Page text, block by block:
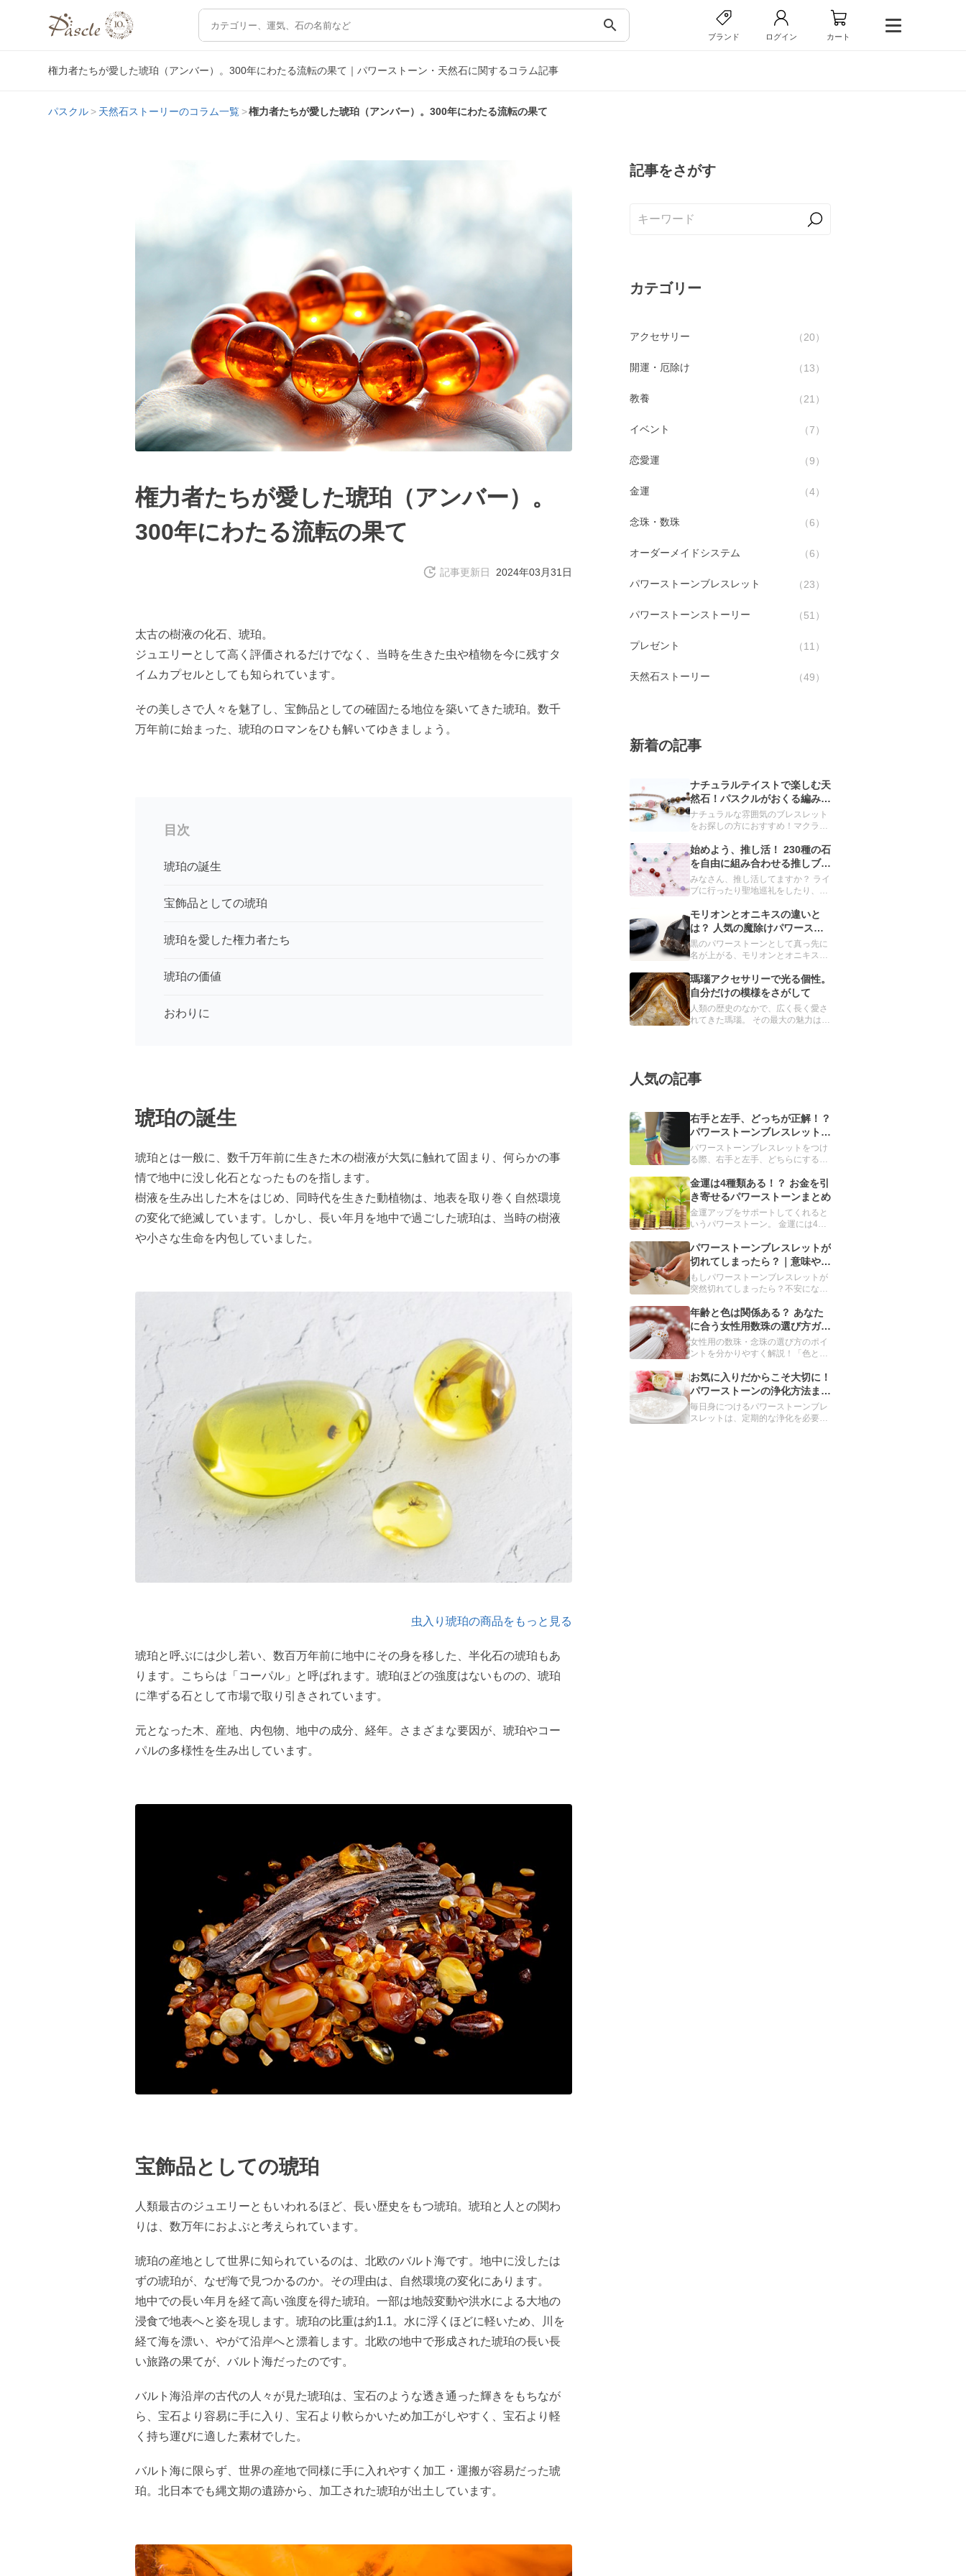
search
ブランド ログイン カート
権力者たちが愛した琥珀（アンバー）。300年にわたる流転の果て｜パワーストーン・天然石に関するコラム記事
パスクル 天然石ストーリーのコラム一覧 権力者たちが愛した琥珀（アンバー）。300年にわたる流転の果て
権力者たちが愛した琥珀（アンバー）。
300年にわたる流転の果て
記事更新日 2024年03月31日
太古の樹液の化石、琥珀。
ジュエリーとして高く評価されるだけでなく、当時を生きた虫や植物を今に残すタ
イムカプセルとしても知られています。
その美しさで人々を魅了し、宝飾品としての確固たる地位を築いてきた琥珀。数千
万年前に始まった、琥珀のロマンをひも解いてゆきましょう。
目次
琥珀の誕生
宝飾品としての琥珀
琥珀を愛した権力者たち
琥珀の価値
おわりに
琥珀の誕生
琥珀とは一般に、数千万年前に生きた木の樹液が大気に触れて固まり、何らかの事
情で地中に没し化石となったものを指します。
樹液を生み出した木をはじめ、同時代を生きた動植物は、地表を取り巻く自然環境
の変化で絶滅しています。しかし、長い年月を地中で過ごした琥珀は、当時の樹液
や小さな生命を内包していました。
虫入り琥珀の商品をもっと見る
琥珀と呼ぶには少し若い、数百万年前に地中にその身を移した、半化石の琥珀もあ
ります。こちらは「コーパル」と呼ばれます。琥珀ほどの強度はないものの、琥珀
に準ずる石として市場で取り引きされています。
元となった木、産地、内包物、地中の成分、経年。さまざまな要因が、琥珀やコー
パルの多様性を生み出しています。
宝飾品としての琥珀
人類最古のジュエリーともいわれるほど、長い歴史をもつ琥珀。琥珀と人との関わ
りは、数万年におよぶと考えられています。
琥珀の産地として世界に知られているのは、北欧のバルト海です。地中に没したは
ずの琥珀が、なぜ海で見つかるのか。その理由は、自然環境の変化にあります。
地中での長い年月を経て高い強度を得た琥珀。一部は地殻変動や洪水による大地の
浸食で地表へと姿を現します。琥珀の比重は約1.1。水に浮くほどに軽いため、川を
経て海を漂い、やがて沿岸へと漂着します。北欧の地中で形成された琥珀の長い長
い旅路の果てが、バルト海だったのです。
バルト海沿岸の古代の人々が見た琥珀は、宝石のような透き通った輝きをもちなが
ら、宝石より容易に手に入り、宝石より軟らかいため加工がしやすく、宝石より軽
く持ち運びに適した素材でした。
バルト海に限らず、世界の産地で同様に手に入れやすく加工・運搬が容易だった琥
珀。北日本でも縄文期の遺跡から、加工された琥珀が出土しています。
記事をさがす
カテゴリー
アクセサリー 20
開運・厄除け 13
教養 21
イベント 7
恋愛運 9
金運 4
念珠・数珠 6
オーダーメイドシステム 6
パワーストーンブレスレット 23
パワーストーンストーリー 51
プレゼント 11
天然石ストーリー 49
新着の記事
ナチュラルテイストで楽しむ天
然石！パスクルがおくる編みブ
レスレット
ナチュラルな雰囲気のブレスレット
をお探しの方におすすめ！マクラメ
ットをご紹介します。
始めよう、推し活！ 230種の石
を自由に組み合わせる推しブレ
スレット
みなさん、推し活してますか？ ライ
ブに行ったり聖地巡礼をしたり、毎
ッズ集めもその一環です。 実は、パ
スクルのオーダーメイドでも、推し
ブレスレットを簡単につくることが
できるんです。
モリオンとオニキスの違いと
は？ 人気の魔除けパワースト
ーンを深掘り
黒のパワーストーンとして真っ先に
名が上がる、モリオンとオニキス。
が、異なる鉱物とされています。 ど
ちらも魔除け・厄除けの力をもつと
信じられ、パワーストーンブレスレ
ットには欠かせない存在です。
瑪瑙アクセサリーで光る個性。
自分だけの模様をさがして
人類の歴史のなかで、広く長く愛さ
れてきた瑪瑙。 その最大の魅力は、
人気の記事
右手と左手、どっちが正解！？
パワーストーンブレスレットを
つける手の選び方
パワーストーンブレスレットをつけ
る際、右手と左手、どちらにするか
重要なのは、左右ではなく利き手で
す。利き手とその反対の手、それぞ
れに適したパワーストーンを解説し
ます。
金運は4種類ある！？ お金を引
き寄せるパワーストーンまとめ
金運アップをサポートしてくれると
いうパワーストーン。 金運には4種
誰もが手に入れたい金運を強化して
くれるパワーストーンを、目的別に
まとめました。「金運を上げたい」
と願う人は必読です。
パワーストーンブレスレットが
切れてしまったら？｜意味や対
処法をご紹介
もしパワーストーンブレスレットが
突然切れてしまったら？不安になる
りません。パワーストーンブレスレ
ットが切れてしまう理由や、切れた
ときの対処方法について、分かりや
すくご紹介します。
年齢と色は関係ある？ あなた
に合う女性用数珠の選び方ガイ
ド
女性用の数珠・念珠の選び方のポイ
ントを分かりやすく解説！「色と年
ばいいの？」種類や素材別のおすす
めを紹介し、あなたにぴったりの数
分だけの数珠をオーダーメイドでき
るサービスも。
お気に入りだからこそ大切に！
パワーストーンの浄化方法まと
め
毎日身につけるパワーストーンブレ
スレットは、定期的な浄化を必要と